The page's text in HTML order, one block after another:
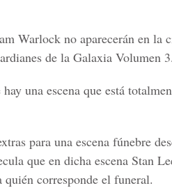
Warlock no aparecerán en la
de la Galaxia Volumen 3.
una escena que está
para una escena fúnebre
que en dicha escena Stan
corresponde el funeral.